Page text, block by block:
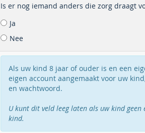
Is er nog iemand anders die zorg draagt
Ja
Nee
Als uw kind 8 jaar of ouder is en een
eigen account aangemaakt voor uw
en wachtwoord.
U kunt dit veld leeg laten als uw kind
kind.